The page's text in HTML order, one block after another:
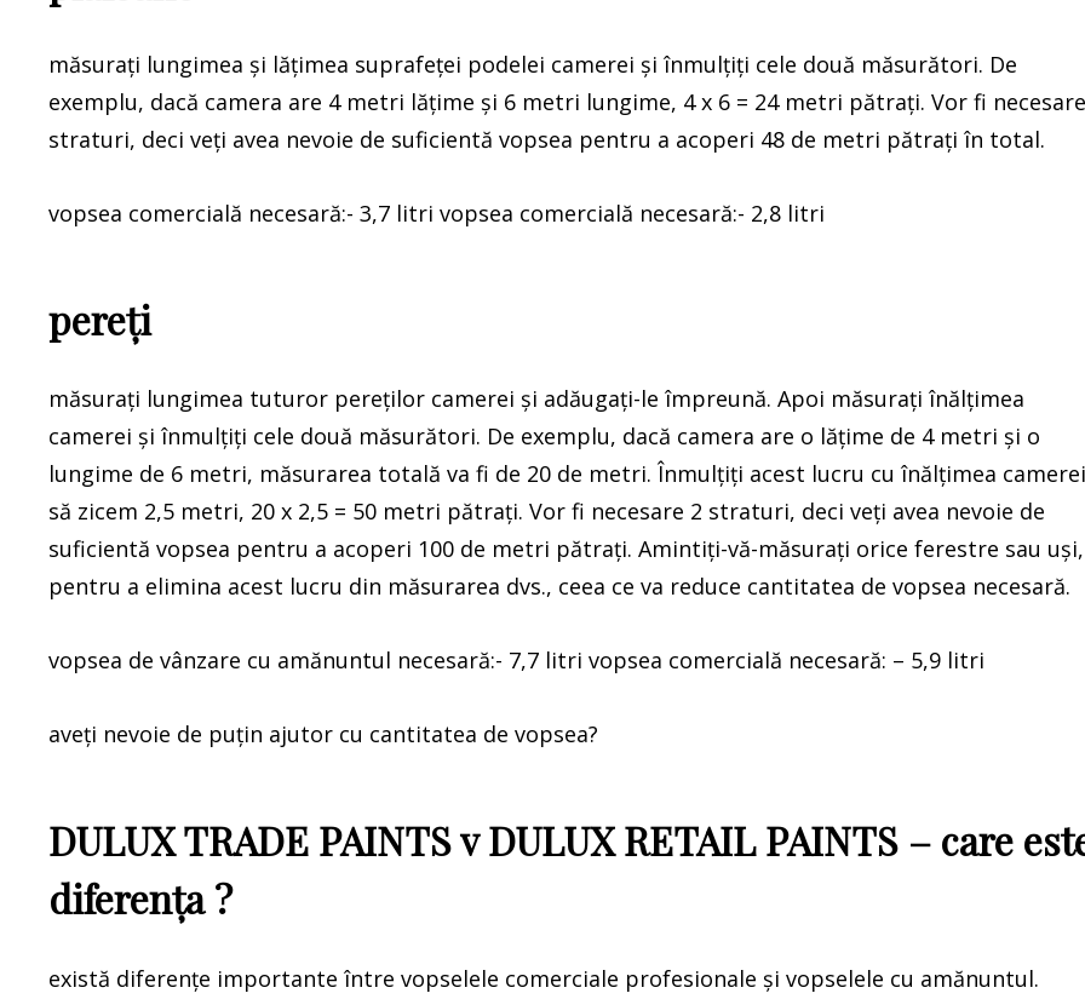
măsurați lungimea și lățimea suprafeței podelei camerei și înmulțiți cele două măsurători. De
exemplu, dacă camera are 4 metri lățime și 6 metri lungime, 4 x 6 = 24 metri pătrați. Vor fi
straturi, deci veți avea nevoie de suficientă vopsea pentru a acoperi 48 de metri pătrați în total.
vopsea comercială necesară:- 3,7 litri vopsea comercială necesară:- 2,8 litri
pereți
măsurați lungimea tuturor pereților camerei și adăugați-le împreună. Apoi măsurați înălțimea
camerei și înmulțiți cele două măsurători. De exemplu, dacă camera are o lățime de 4 metri și o
lungime de 6 metri, măsurarea totală va fi de 20 de metri. Înmulțiți acest lucru cu înălțimea
să zicem 2,5 metri, 20 x 2,5 = 50 metri pătrați. Vor fi necesare 2 straturi, deci veți avea nevoie de
suficientă vopsea pentru a acoperi 100 de metri pătrați. Amintiți-vă-măsurați orice ferestre sau uși,
pentru a elimina acest lucru din măsurarea dvs., ceea ce va reduce cantitatea de vopsea necesară.
vopsea de vânzare cu amănuntul necesară:- 7,7 litri vopsea comercială necesară: – 5,9 litri
aveți nevoie de puțin ajutor cu cantitatea de vopsea?
DULUX TRADE PAINTS v DULUX RETAIL PAINTS – care
diferența ?
există diferențe importante între vopselele comerciale profesionale și vopselele cu amănuntul.